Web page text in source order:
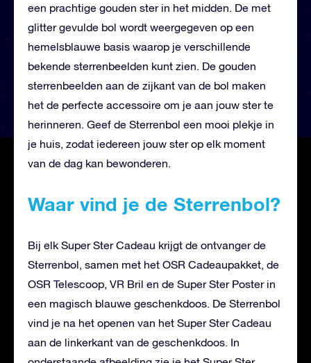
een prachtige gouden ster in het midden. De met
glitter gevulde bol wordt weergegeven op een
hemelsblauwe basis waarop je verschillende
bekende sterrenbeelden kunt zien. De gouden
sterrenbeelden aan de zijkant van de bol maken
het de perfecte accessoire om je aan jouw ster te
herinneren. Geef de Sterrenbol een mooi plekje in
je huis, zodat iedereen jouw ster op elk moment
van de dag kan bewonderen.
Waar vind je de Sterrenbol?
Bij elk Super Ster Cadeau krijgt de ontvanger de
Sterrenbol, samen met het OSR Cadeaupakket, de
OSR Telescoop, VR Bril en de Super Ster Poster in
een magisch blauwe geschenkdoos. De Sterrenbol
vind je na het openen van het Super Ster Cadeau
aan de linkerkant van de geschenkdoos. In